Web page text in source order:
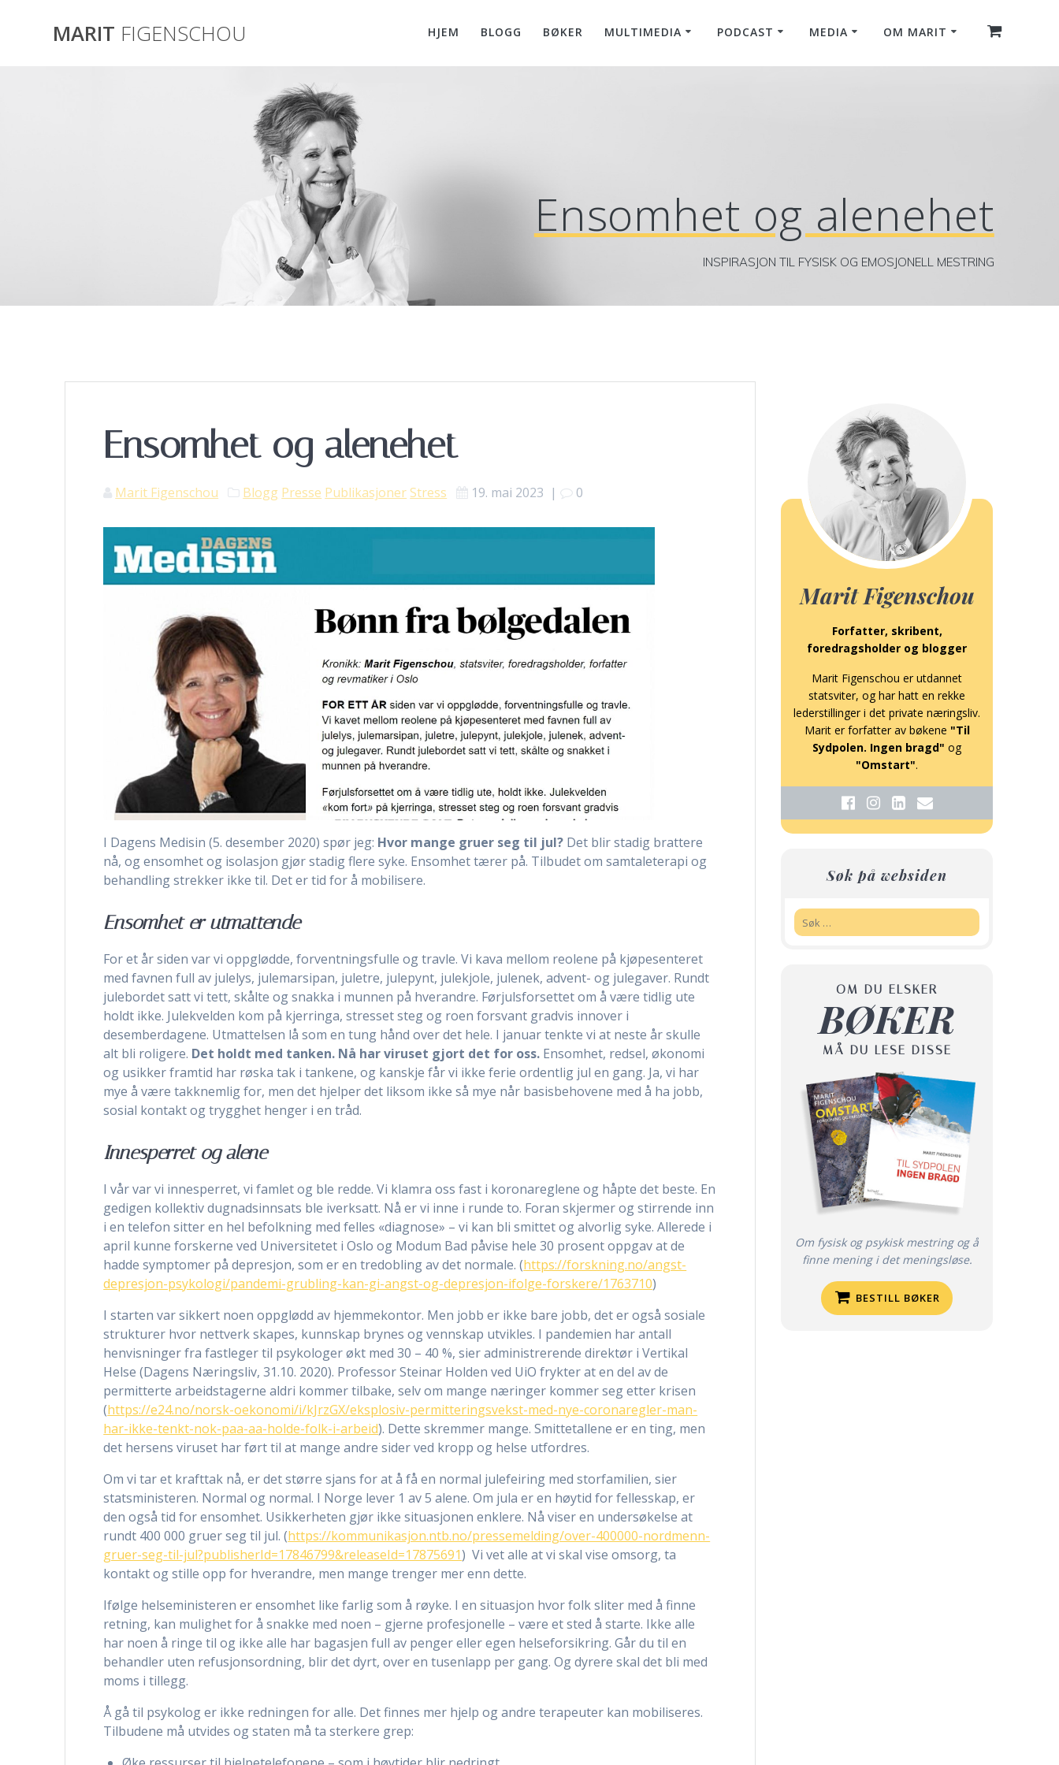
MARIT FIGENSCHOU HJEM BLOGG BØKER MULTIMEDIA PODCAST MEDIA OM MARIT
Ensomhet og alenehet
INSPIRASJON TIL FYSISK OG EMOSJONELL MESTRING
Ensomhet og alenehet
Marit Figenschou Blogg Presse Publikasjoner Stress 19. mai 2023 | 0
I Dagens Medisin (5. desember 2020) spør jeg: Hvor mange gruer seg til jul? Det blir stadig brattere
nå, og ensomhet og isolasjon gjør stadig flere syke. Ensomhet tærer på. Tilbudet om samtaleterapi og
behandling strekker ikke til. Det er tid for å mobilisere.
Ensomhet er utmattende
For et år siden var vi oppglødde, forventningsfulle og travle. Vi kava mellom reolene på kjøpesenteret
med favnen full av julelys, julemarsipan, juletre, julepynt, julekjole, julenek, advent- og julegaver. Rundt
julebordet satt vi tett, skålte og snakka i munnen på hverandre. Førjulsforsettet om å være tidlig ute
holdt ikke. Julekvelden kom på kjerringa, stresset steg og roen forsvant gradvis innover i
desemberdagene. Utmattelsen lå som en tung hånd over det hele. I januar tenkte vi at neste år skulle
alt bli roligere. Det holdt med tanken. Nå har viruset gjort det for oss. Ensomhet, redsel, økonomi
og usikker framtid har røska tak i tankene, og kanskje får vi ikke ferie ordentlig jul en gang. Ja, vi har
mye å være takknemlig for, men det hjelper det liksom ikke så mye når basisbehovene med å ha jobb,
sosial kontakt og trygghet henger i en tråd.
Innesperret og alene
I vår var vi innesperret, vi famlet og ble redde. Vi klamra oss fast i koronareglene og håpte det beste. En
gedigen kollektiv dugnadsinnsats ble iverksatt. Nå er vi inne i runde to. Foran skjermer og stirrende inn
i en telefon sitter en hel befolkning med felles «diagnose» – vi kan bli smittet og alvorlig syke. Allerede i
april kunne forskerne ved Universitetet i Oslo og Modum Bad påvise hele 30 prosent oppgav at de
hadde symptomer på depresjon, som er en tredobling av det normale. (https://forskning.no/angst-
depresjon-psykologi/pandemi-grubling-kan-gi-angst-og-depresjon-ifolge-forskere/1763710)
I starten var sikkert noen oppglødd av hjemmekontor. Men jobb er ikke bare jobb, det er også sosiale
strukturer hvor nettverk skapes, kunnskap brynes og vennskap utvikles. I pandemien har antall
henvisninger fra fastleger til psykologer økt med 30 – 40 %, sier administrerende direktør i Vertikal
Helse (Dagens Næringsliv, 31.10. 2020). Professor Steinar Holden ved UiO frykter at en del av de
permitterte arbeidstagerne aldri kommer tilbake, selv om mange næringer kommer seg etter krisen
(https://e24.no/norsk-oekonomi/i/kJrzGX/eksplosiv-permitteringsvekst-med-nye-coronaregler-man-
har-ikke-tenkt-nok-paa-aa-holde-folk-i-arbeid). Dette skremmer mange. Smittetallene er en ting, men
det hersens viruset har ført til at mange andre sider ved kropp og helse utfordres.
Om vi tar et krafttak nå, er det større sjans for at å få en normal julefeiring med storfamilien, sier
statsministeren. Normal og normal. I Norge lever 1 av 5 alene. Om jula er en høytid for fellesskap, er
den også tid for ensomhet. Usikkerheten gjør ikke situasjonen enklere. Nå viser en undersøkelse at
rundt 400 000 gruer seg til jul. (https://kommunikasjon.ntb.no/pressemelding/over-400000-nordmenn-
gruer-seg-til-jul?publisherId=17846799&releaseId=17875691) Vi vet alle at vi skal vise omsorg, ta
kontakt og stille opp for hverandre, men mange trenger mer enn dette.
Ifølge helseministeren er ensomhet like farlig som å røyke. I en situasjon hvor folk sliter med å finne
retning, kan mulighet for å snakke med noen – gjerne profesjonelle – være et sted å starte. Ikke alle
har noen å ringe til og ikke alle har bagasjen full av penger eller egen helseforsikring. Går du til en
behandler uten refusjonsordning, blir det dyrt, over en tusenlapp per gang. Og dyrere skal det bli med
moms i tillegg.
Å gå til psykolog er ikke redningen for alle. Det finnes mer hjelp og andre terapeuter kan mobiliseres.
Tilbudene må utvides og staten må ta sterkere grep:
Marit Figenschou
Forfatter, skribent,
foredragsholder og blogger
Marit Figenschou er utdannet
statsviter, og har hatt en rekke
lederstillinger i det private næringsliv.
Marit er forfatter av bøkene "Til
Sydpolen. Ingen bragd" og
"Omstart".
Søk på websiden
OM DU ELSKER
BØKER
MÅ DU LESE DISSE
Om fysisk og psykisk mestring og å
finne mening i det meningsløse.
BESTILL BØKER